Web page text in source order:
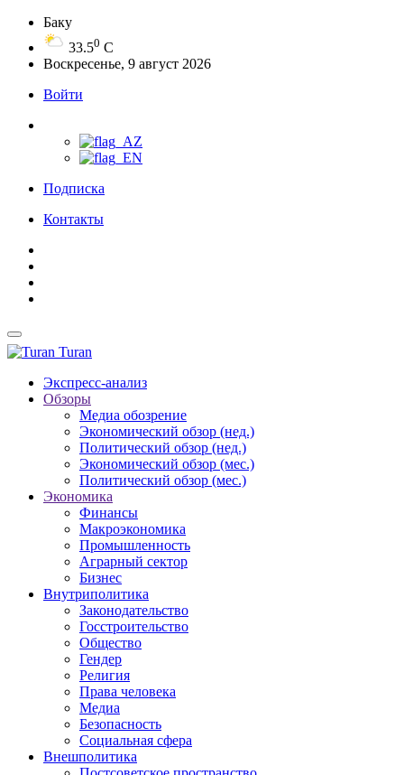
Баку
33.50 C
Воскресенье, 9 август 2026
Войти
Подписка
Контакты
Turan
Экспресс-анализ
Обзоры
Медиа обозрение
Экономический обзор (нед.)
Политический обзор (нед.)
Экономический обзор (мес.)
Политический обзор (мес.)
Экономика
Финансы
Макроэкономика
Промышленность
Аграрный сектор
Бизнес
Внутриполитика
Законодательство
Госстроительство
Общество
Гендер
Религия
Права человека
Медиа
Безопасность
Социальная сфера
Внешполитика